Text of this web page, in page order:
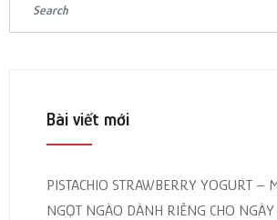
Bài viết mới
PISTACHIO STRAWBERRY YOGURT –
NGỌT NGÀO DÀNH RIÊNG CHO